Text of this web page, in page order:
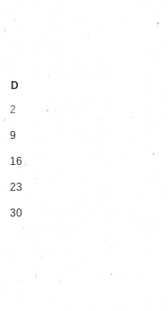
D
2
9
16
23
30